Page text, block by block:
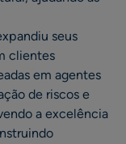
seus
clientes
em agentes
de riscos e
a excelência